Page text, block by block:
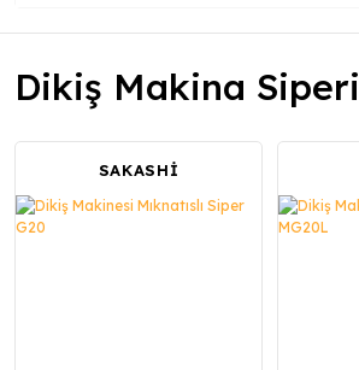
Dikiş Makina Siperi
SAKASHİ